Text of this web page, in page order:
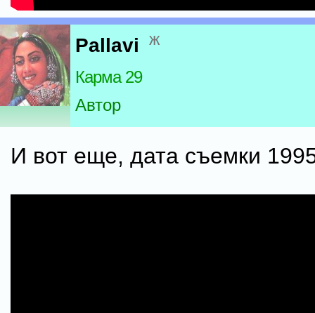
Pallavi ж
Карма 29
Автор
И вот еще, дата съемки